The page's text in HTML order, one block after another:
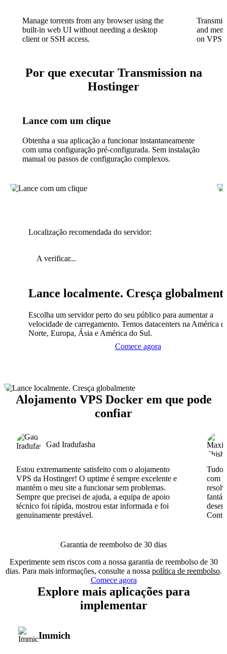
Manage torrents from any browser using the
built-in web UI without needing a desktop
client or SSH access.
and
on VPS
Por que executar Transmission na
Hostinger
Lance com um clique
Obtenha a sua aplicação a funcionar instantaneamente
com uma configuração pré-configurada. Sem instalação
manual ou passos de configuração complexos.
Localização recomendada do servidor:
A verificar...
Lance localmente. Cresça
Escolha um servidor perto do seu público para aumentar a
velocidade de carregamento. Temos datacenters na América
Norte, Europa, Ásia e América do Sul.
Comece agora
Alojamento VPS Docker em que pode
confiar
Gad Iradufasha
Estou extremamente satisfeito com o alojamento
VPS da Hostinger! O uptime é sempre excelente e
mantém o meu site a funcionar sem problemas.
Sempre que precisei de ajuda, a equipa de apoio
técnico foi rápida, mostrou estar informada e foi
genuinamente prestável.
Tudo
com
Garantia de reembolso de 30 dias
Experimente sem riscos com a nossa garantia de reembolso de 30
dias. Para mais informações, consulte a nossa política de reembolso.
Comece agora
Explore mais aplicações para
implementar
Immich